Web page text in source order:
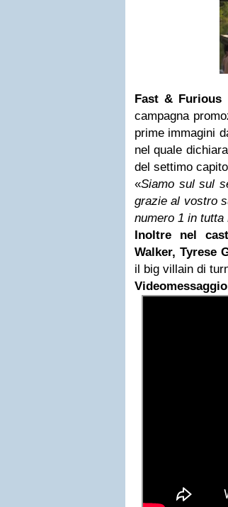
Fast &
campagna
prime immagini
nel quale
del settimo
«Siamo sul sul
grazie al vostro
numero 1 in tutta
Inoltre nel cast
Walker, Tyrese
il big villain di
Videomessaggio